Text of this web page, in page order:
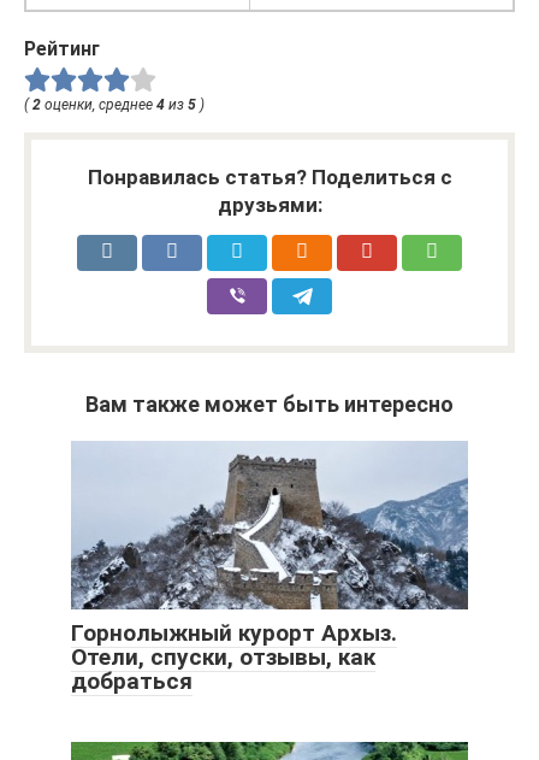
Рейтинг
( 2 оценки, среднее 4 из 5 )
Понравилась статья? Поделиться с
друзьями:
Вам также может быть интересно
Горнолыжный курорт Архыз.
Отели, спуски, отзывы, как
добраться